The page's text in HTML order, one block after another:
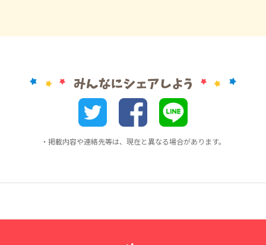
・掲載内容や連絡先等は、現在と異なる場合があります。